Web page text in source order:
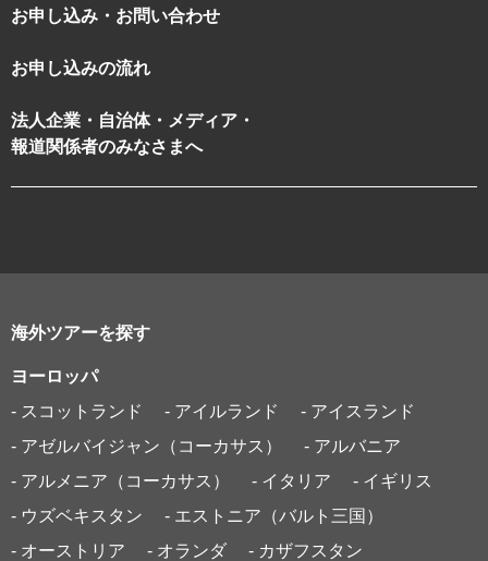
お申し込み・お問い合わせ
お申し込みの流れ
法人企業・自治体・メディア・
報道関係者のみなさまへ
海外ツアーを探す
ヨーロッパ
- スコットランド
- アイルランド
- アイスランド
- アゼルバイジャン（コーカサス）
- アルバニア
- アルメニア（コーカサス）
- イタリア
- イギリス
- ウズベキスタン
- エストニア（バルト三国）
- オーストリア
- オランダ
- カザフスタン